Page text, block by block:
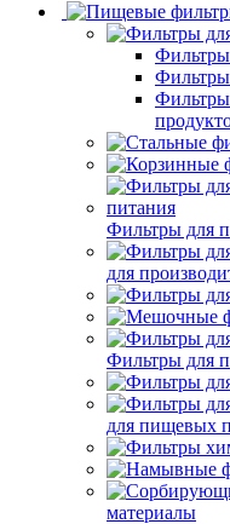
Фильтры
Фильтры
Фильтры для
для
Фильтры для
для пищевых
материалы